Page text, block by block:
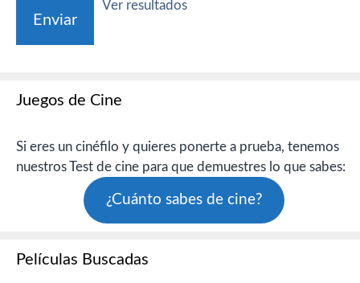
Ver resultados
Juegos de Cine
Si eres un cinéfilo y quieres ponerte a prueba, tenemos
nuestros Test de cine para que demuestres lo que sabes:
¿Cuánto sabes de cine?
Películas Buscadas